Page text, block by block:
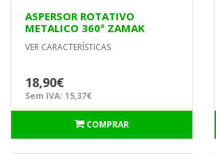
ASPERSOR ROTATIVO
METALICO 360º ZAMAK
C/ESPETO 14536 AKHUO
VER CARACTERÍSTICAS
18,90€
Sem IVA: 15,37€
COMPRAR